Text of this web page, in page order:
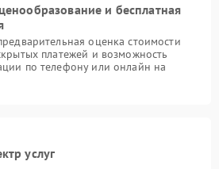
и бесплатная
оценка стоимости
платежей и возможность
по телефону или онлайн на
услуг